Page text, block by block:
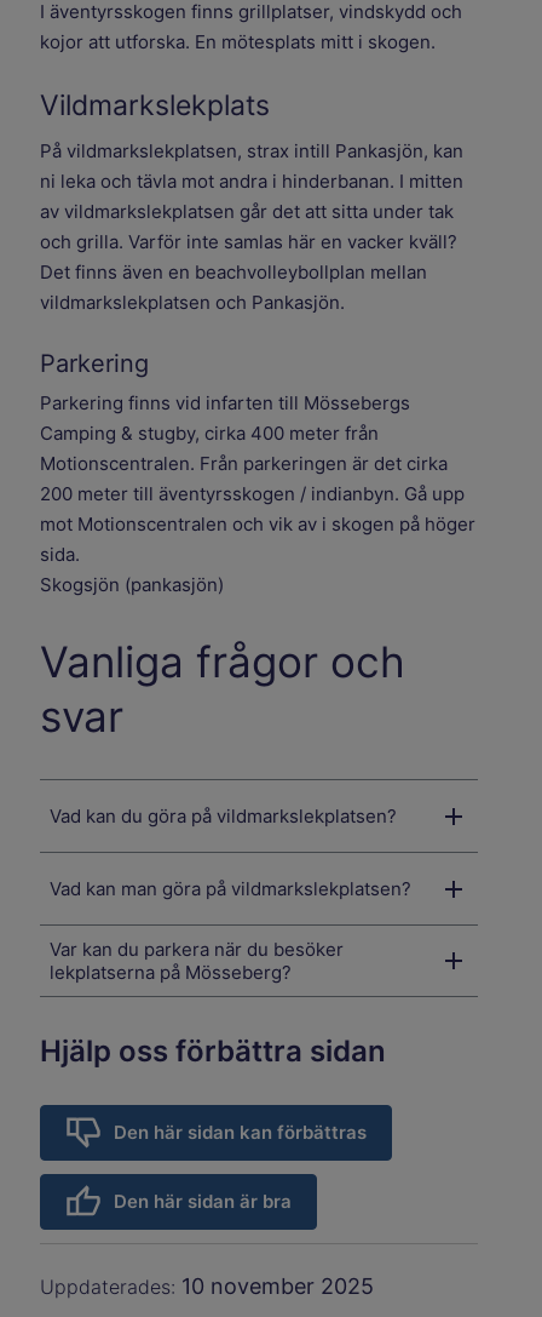
I äventyrsskogen finns grillplatser, vindskydd och
kojor att utforska. En mötesplats mitt i skogen.
Vildmarkslekplats
På vildmarkslekplatsen, strax intill Pankasjön, kan
ni leka och tävla mot andra i hinderbanan. I mitten
av vildmarkslekplatsen går det att sitta under tak
och grilla. Varför inte samlas här en vacker kväll?
Det finns även en beachvolleybollplan mellan
vildmarkslekplatsen och Pankasjön.
Parkering
Parkering finns vid infarten till Mössebergs
Camping & stugby, cirka 400 meter från
Motionscentralen. Från parkeringen är det cirka
200 meter till äventyrsskogen / indianbyn. Gå upp
mot Motionscentralen och vik av i skogen på höger
sida.
Skogsjön (pankasjön)
Vanliga frågor och
svar
Vad kan du göra på vildmarkslekplatsen?
Vad kan man göra på vildmarkslekplatsen?
Var kan du parkera när du besöker
lekplatserna på Mösseberg?
Hjälp oss förbättra sidan
Den här sidan kan förbättras
Den här sidan är bra
Uppdaterades: 10 november 2025